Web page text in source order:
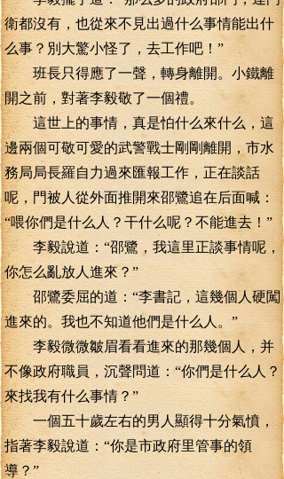
衛都沒有，也從來不見出過什么事情能出什
么事？別大驚小怪了，去工作吧！”
班長只得應了一聲，轉身離開。小鐵離
開之前，對著李毅敬了一個禮。
這世上的事情，真是怕什么來什么，這
邊兩個可敬可愛的武警戰士剛剛離開，市水
務局局長羅自力過來匯報工作，正在談話
呢，門被人從外面推開來邵鷺追在后面喊：
“喂你們是什么人？干什么呢？不能進去！”
李毅說道：“邵鷺，我這里正談事情呢，
你怎么亂放人進來？”
邵鷺委屈的道：“李書記，這幾個人硬闖
進來的。我也不知道他們是什么人。”
李毅微微皺眉看看進來的那幾個人，并
不像政府職員，沉聲問道：“你們是什么人？
來找我有什么事情？”
一個五十歲左右的男人顯得十分氣憤，
指著李毅說道：“你是市政府里管事的領
導？”